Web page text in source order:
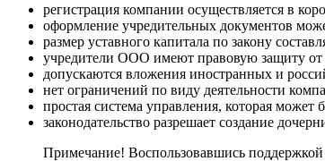
регистрация компании осуществляется в
оформление учредительных документов
размер уставного капитала по закону
учредители ООО имеют правовую защиту от
допускаются вложения иностранных и
нет ограничений по виду деятельности
простая система управления, которая может
законодательство разрешает создание
Примечание! Воспользовавшись